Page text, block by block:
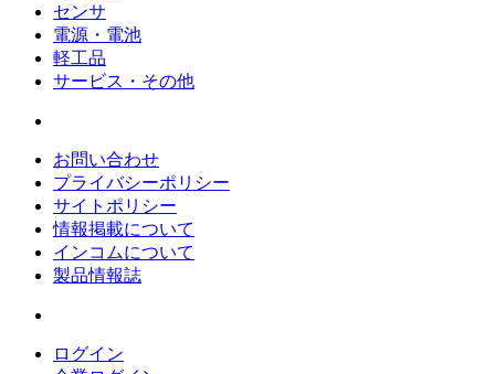
センサ
電源・電池
軽工品
サービス・その他
お問い合わせ
プライバシーポリシー
サイトポリシー
情報掲載について
インコムについて
製品情報誌
ログイン